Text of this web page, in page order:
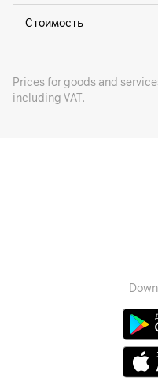
Стоимость
Prices for goods and
including VAT.